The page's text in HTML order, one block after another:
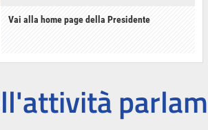
Vai alla home page della Presidente